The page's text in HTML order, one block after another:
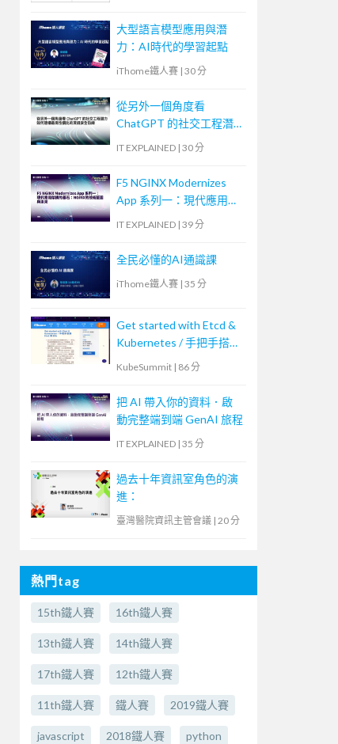
大型語言模型應用與潛
力：AI時代的學習起點
iThome鐵人賽 | 30 分
從另外一個角度看
ChatGPT 的社交工程潛
力—如何建構最高性價比
IT EXPLAINED | 30 分
F5 NGINX Modernizes
App 系列一：現代應用架
構的基石：NGINX的技術
IT EXPLAINED | 39 分
全民必懂的AI通識課
iThome鐵人賽 | 35 分
Get started with Etcd &
Kubernetes / 手把手搭建
KubeSummit | 86 分
把 AI 帶入你的資料．啟
動完整端到端 GenAI 旅程
IT EXPLAINED | 35 分
過去十年資訊室角色的演
進：
臺灣醫院資訊主管會議 | 20 分
熱門tag
15th鐵人賽 16th鐵人賽
13th鐵人賽 14th鐵人賽
17th鐵人賽 12th鐵人賽
11th鐵人賽 鐵人賽 2019鐵人賽
javascript 2018鐵人賽 python